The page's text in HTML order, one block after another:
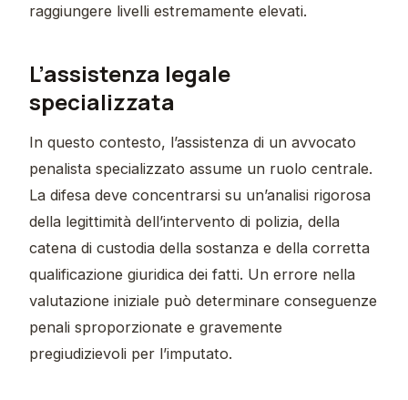
raggiungere livelli estremamente elevati.
L’assistenza legale
specializzata
In questo contesto, l’assistenza di un avvocato
penalista specializzato assume un ruolo centrale.
La difesa deve concentrarsi su un’analisi rigorosa
della legittimità dell’intervento di polizia, della
catena di custodia della sostanza e della corretta
qualificazione giuridica dei fatti. Un errore nella
valutazione iniziale può determinare conseguenze
penali sproporzionate e gravemente
pregiudizievoli per l’imputato.